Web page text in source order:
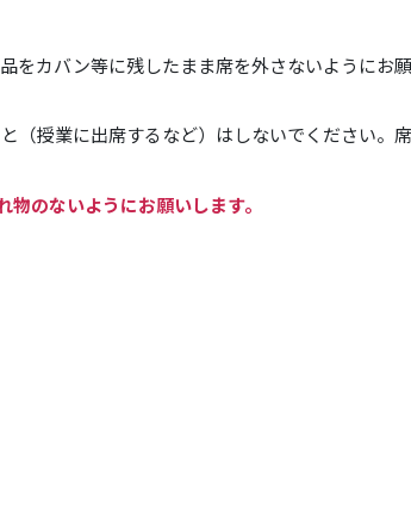
をカバン等に残したまま席を外さないようにお
（授業に出席するなど）はしないでください。
のないようにお願いします。